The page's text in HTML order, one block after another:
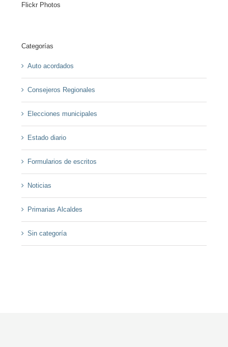
Flickr Photos
Categorías
Auto acordados
Consejeros Regionales
Elecciones municipales
Estado diario
Formularios de escritos
Noticias
Primarias Alcaldes
Sin categoría